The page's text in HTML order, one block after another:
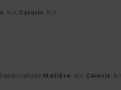
: 5/5 Coloris: 5/5
parfaite Matière: 4/5 Coloris: 5/